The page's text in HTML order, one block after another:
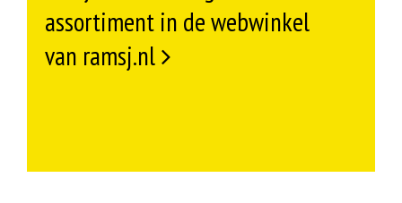
assortiment in de webwinkel
van ramsj.nl